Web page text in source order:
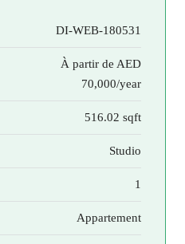
DI-WEB-180531
À partir de AED
70,000/year
516.02 sqft
Studio
1
Appartement